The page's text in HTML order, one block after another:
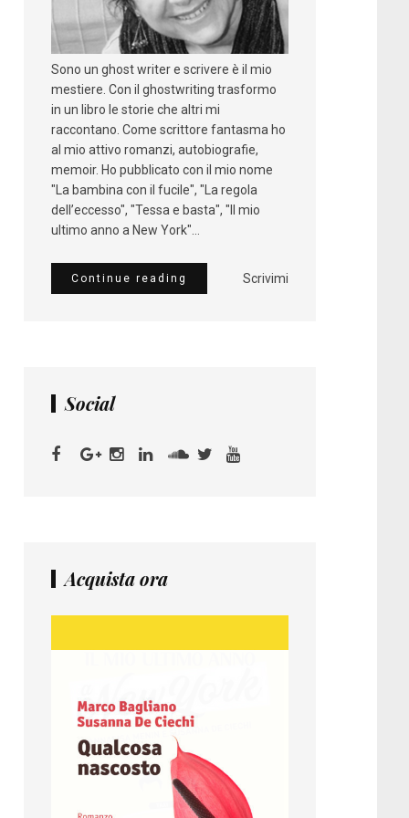
Sono un ghost writer e scrivere è il mio
mestiere. Con il ghostwriting trasformo
in un libro le storie che altri mi
raccontano. Come scrittore fantasma ho
al mio attivo romanzi, autobiografie,
memoir. Ho pubblicato con il mio nome
"La bambina con il fucile", "La regola
dell’eccesso", "Tessa e basta", "Il mio
ultimo anno a New York"...
Scrivimi
Continue reading
Social
Acquista ora